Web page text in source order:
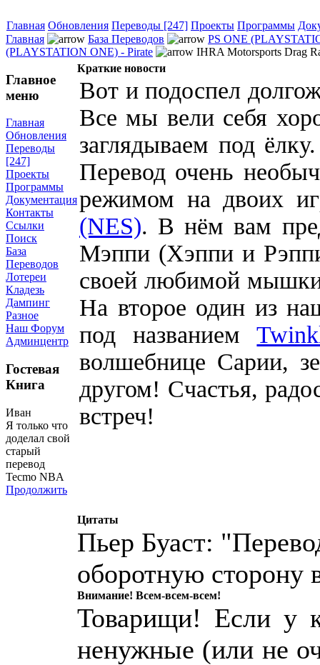
Главная Обновления Переводы [247] Проекты Программы
Главная
База Переводов
PS ONE
(PLAYSTATION ONE) - Pirate
IHRA Motorsports Drag
Главное
меню
Главная
Обновления
Переводы
[247]
Проекты
Программы
Документация
Контакты
Ссылки
Поиск
База
Переводов
Лотереи
Кладезь
Дампинг
Разное
Наш Форум
Админцентр
Гостевая
Книга
Иван
Я только что
доделал свой
старый
перевод
Tecmo NBA
Продолжить
Краткие новости
Вот и подоспел
Все мы вели себя
заглядываем под
Перевод очень
режимом на двоих
(NES). В нём вам
Мэппи (Хэппи и
своей любимой мышки
На второе один из
под названием
волшебнице Сарии,
другом! Счастья,
встреч!
Цитаты
Пьер Буаст:
оборотную сторону
Внимание! Всем-всем-всем!
Товарищи! Если у
ненужные (или не